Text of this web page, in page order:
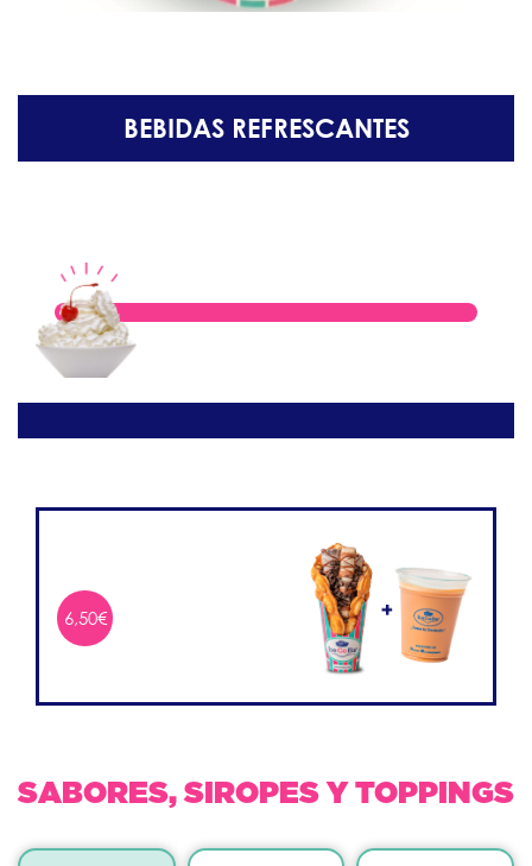
BEBIDAS REFRESCANTES
6,50€
SABORES, SIROPES Y TOPPINGS